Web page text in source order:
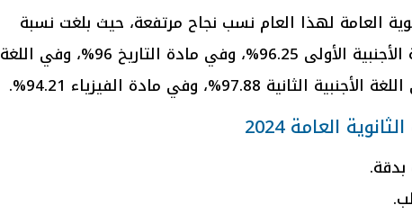
العامة لهذا العام نسب نجاح مرتفعة، حيث بلغت نسبة
النجاح في مادة اللغة الأجنبية الأولى 96.25%، وفي مادة التاريخ 96%، وفي اللغة
العامة 2024
بدقة.